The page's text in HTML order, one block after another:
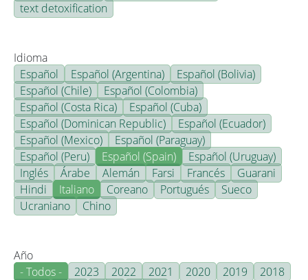
text detoxification
Idioma
Español
Español (Argentina)
Español (Bolivia)
Español (Chile)
Español (Colombia)
Español (Costa Rica)
Español (Cuba)
Español (Dominican Republic)
Español (Ecuador)
Español (Mexico)
Español (Paraguay)
Español (Peru)
Español (Spain)
Español (Uruguay)
Inglés
Árabe Alemán Farsi Francés
Guarani
Hindi
Italiano Coreano Portugués
Sueco
Ucraniano
Chino
Año
- Todos -
2023 2022 2021 2020 2019
2018